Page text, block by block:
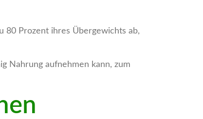
80 Prozent ihres Übergewichts ab,
Nahrung aufnehmen kann, zum